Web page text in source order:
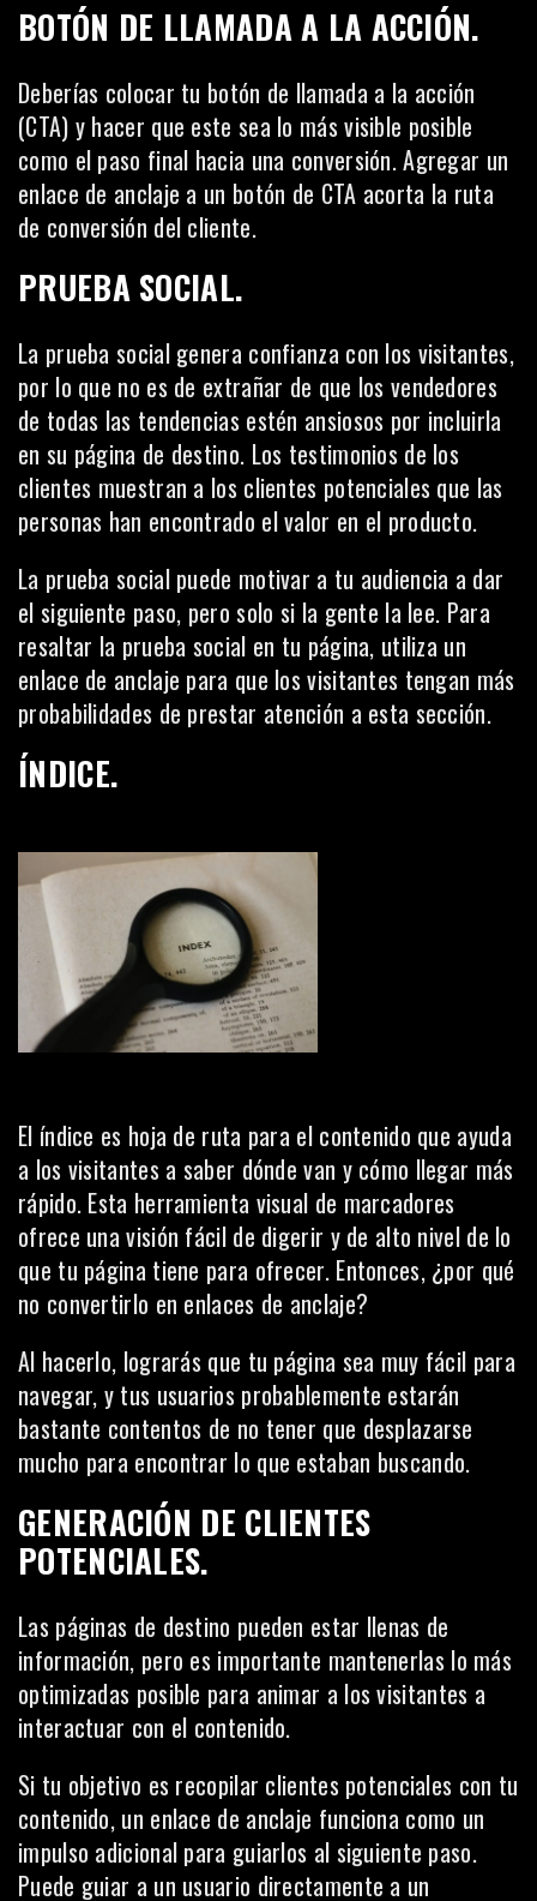
BOTÓN DE LLAMADA A LA ACCIÓN.
Deberías colocar tu botón de llamada a la acción
(CTA) y hacer que este sea lo más visible posible
como el paso final hacia una conversión. Agregar un
enlace de anclaje a un botón de CTA acorta la ruta
de conversión del cliente.
PRUEBA SOCIAL.
La prueba social genera confianza con los visitantes,
por lo que no es de extrañar de que los vendedores
de todas las tendencias estén ansiosos por incluirla
en su página de destino. Los testimonios de los
clientes muestran a los clientes potenciales que las
personas han encontrado el valor en el producto.
La prueba social puede motivar a tu audiencia a dar
el siguiente paso, pero solo si la gente la lee. Para
resaltar la prueba social en tu página, utiliza un
enlace de anclaje para que los visitantes tengan más
probabilidades de prestar atención a esta sección.
ÍNDICE.
El índice es hoja de ruta para el contenido que ayuda
a los visitantes a saber dónde van y cómo llegar más
rápido. Esta herramienta visual de marcadores
ofrece una visión fácil de digerir y de alto nivel de lo
que tu página tiene para ofrecer. Entonces, ¿por qué
no convertirlo en enlaces de anclaje?
Al hacerlo, lograrás que tu página sea muy fácil para
navegar, y tus usuarios probablemente estarán
bastante contentos de no tener que desplazarse
mucho para encontrar lo que estaban buscando.
GENERACIÓN DE CLIENTES
POTENCIALES.
Las páginas de destino pueden estar llenas de
información, pero es importante mantenerlas lo más
optimizadas posible para animar a los visitantes a
interactuar con el contenido.
Si tu objetivo es recopilar clientes potenciales con tu
contenido, un enlace de anclaje funciona como un
impulso adicional para guiarlos al siguiente paso.
Puede guiar a un usuario directamente a un